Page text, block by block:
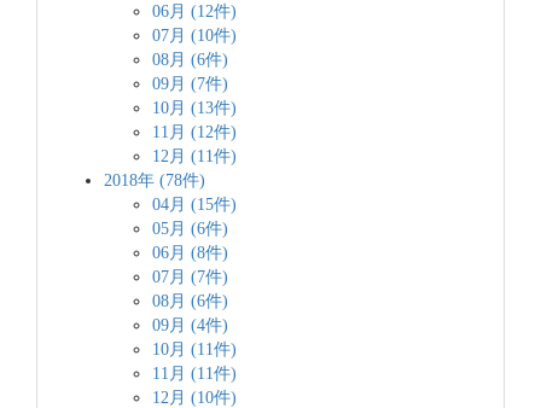
06月 (12件)
07月 (10件)
08月 (6件)
09月 (7件)
10月 (13件)
11月 (12件)
12月 (11件)
2018年 (78件)
04月 (15件)
05月 (6件)
06月 (8件)
07月 (7件)
08月 (6件)
09月 (4件)
10月 (11件)
11月 (11件)
12月 (10件)